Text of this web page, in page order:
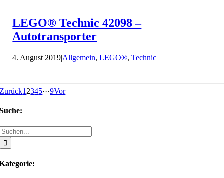
LEGO® Technic 42098 –
Autotransporter
4. August 2019|Allgemein,LEGO®,Technic|
Zurück1 2345···9Vor
Suche:
Kategorie: